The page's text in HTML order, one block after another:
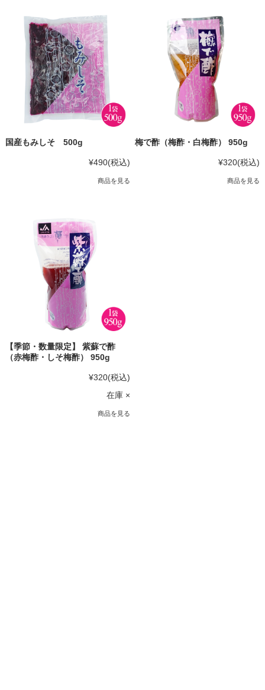
国産もみしそ 500g
¥490(税込)
商品を見る
梅で酢（梅酢・白梅酢） 950g
¥320(税込)
商品を見る
【季節・数量限定】 紫蘇で酢
（赤梅酢・しそ梅酢） 950g
¥320(税込)
在庫 ×
商品を見る